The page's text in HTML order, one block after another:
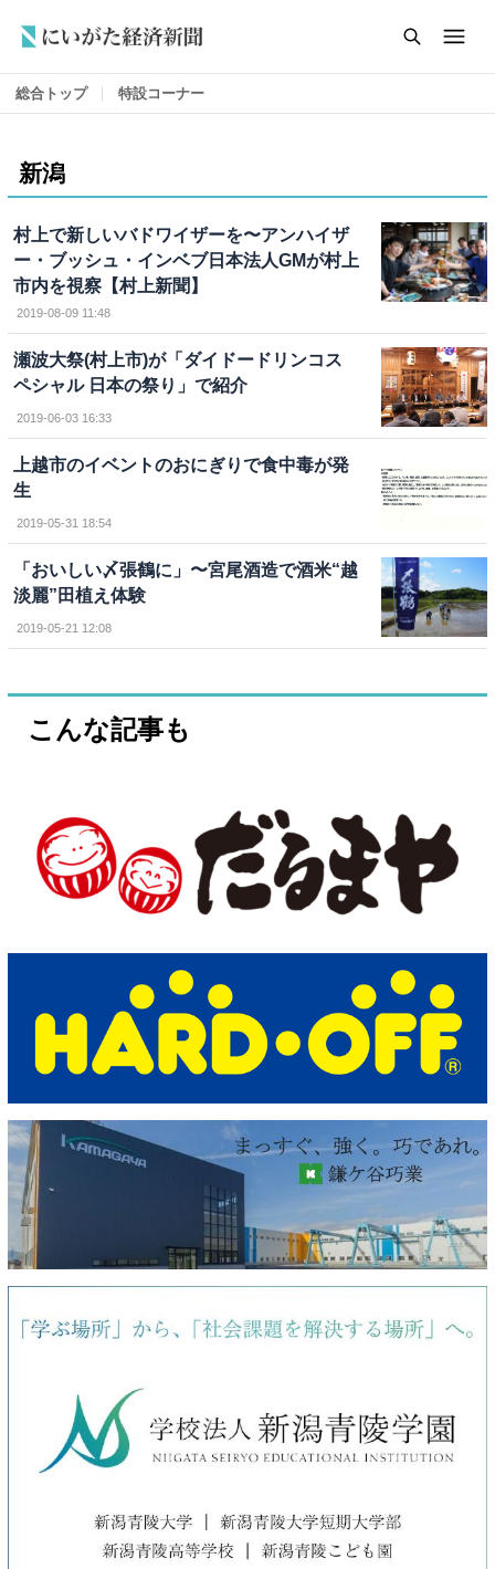
総合トップ 特設コーナー
新潟
村上で新しいバドワイザーを〜アンハイザ
ー・ブッシュ・インベブ日本法人GMが村上
市内を視察【村上新聞】
2019-08-09 11:48
瀬波大祭(村上市)が「ダイドードリンコス
ペシャル 日本の祭り」で紹介
2019-06-03 16:33
上越市のイベントのおにぎりで食中毒が発
生
2019-05-31 18:54
「おいしい〆張鶴に」〜宮尾酒造で酒米“越
淡麗”田植え体験
2019-05-21 12:08
こんな記事も